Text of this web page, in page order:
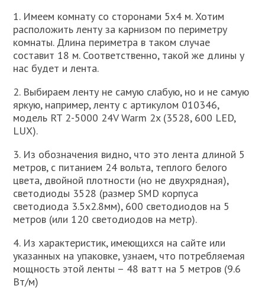
1. Имеем комнату со сторонами 5х4 м. Хотим
расположить ленту за карнизом по периметру
комнаты. Длина периметра в таком случае
составит 18 м. Соответственно, такой же длины у
нас будет и лента.
2. Выбираем ленту не самую слабую, но и не самую
яркую, например, ленту с артикулом 010346,
модель RT 2-5000 24V Warm 2x (3528, 600 LED,
LUX).
3. Из обозначения видно, что это лента длиной 5
метров, с питанием 24 вольта, теплого белого
цвета, двойной плотности (но не двухрядная),
светодиоды 3528 (размер SMD корпуса
светодиода 3.5х2.8мм), 600 светодиодов на 5
метров (или 120 светодиодов на метр).
4. Из характеристик, имеющихся на сайте или
указанных на упаковке, узнаем, что потребляемая
мощность этой ленты – 48 ватт на 5 метров (9.6
Вт/м)